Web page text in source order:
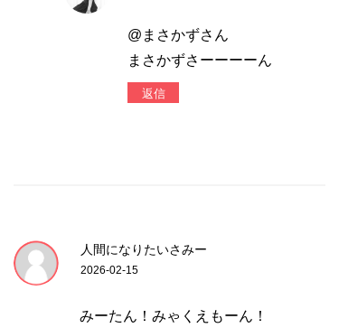
@まさかずさん
まさかずさーーーーん
返信
人間になりたいさみー
2026-02-15
みーたん！みゃくえもーん！